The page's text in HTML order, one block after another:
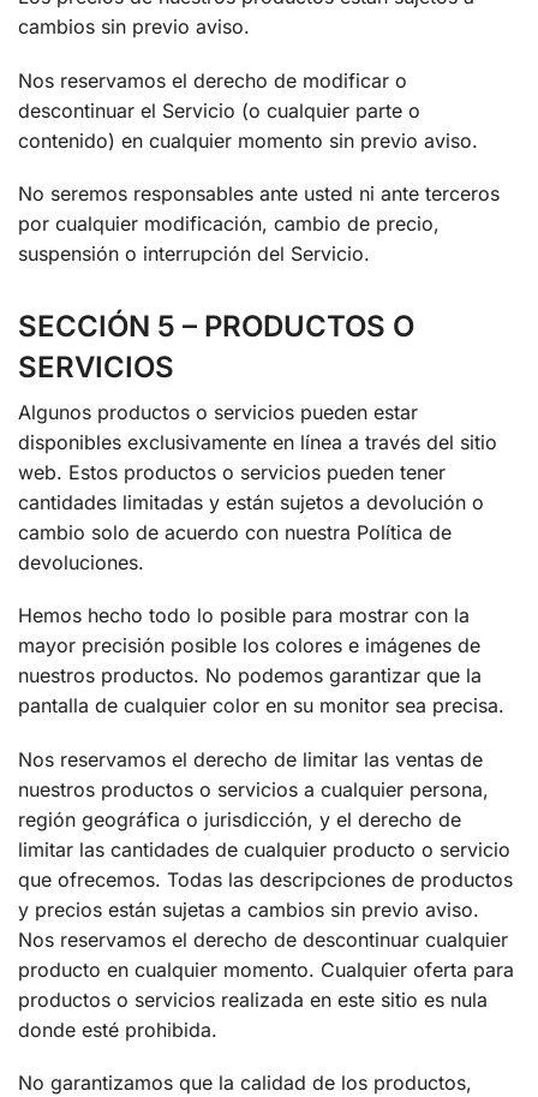
cambios sin previo aviso.
Nos reservamos el derecho de modificar o
descontinuar el Servicio (o cualquier parte o
contenido) en cualquier momento sin previo aviso.
No seremos responsables ante usted ni ante terceros
por cualquier modificación, cambio de precio,
suspensión o interrupción del Servicio.
SECCIÓN 5 – PRODUCTOS O
SERVICIOS
Algunos productos o servicios pueden estar
disponibles exclusivamente en línea a través del sitio
web. Estos productos o servicios pueden tener
cantidades limitadas y están sujetos a devolución o
cambio solo de acuerdo con nuestra Política de
devoluciones.
Hemos hecho todo lo posible para mostrar con la
mayor precisión posible los colores e imágenes de
nuestros productos. No podemos garantizar que la
pantalla de cualquier color en su monitor sea precisa.
Nos reservamos el derecho de limitar las ventas de
nuestros productos o servicios a cualquier persona,
región geográfica o jurisdicción, y el derecho de
limitar las cantidades de cualquier producto o servicio
que ofrecemos. Todas las descripciones de productos
y precios están sujetas a cambios sin previo aviso.
Nos reservamos el derecho de descontinuar cualquier
producto en cualquier momento. Cualquier oferta para
productos o servicios realizada en este sitio es nula
donde esté prohibida.
No garantizamos que la calidad de los productos,